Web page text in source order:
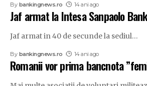
By bankingnews.ro 14 ani ago
Jaf armat la Intesa Sanpaolo
Jaf armat in 40 de secunde la sediul…
By bankingnews.ro 14 ani ago
Romanii vor prima bancnota